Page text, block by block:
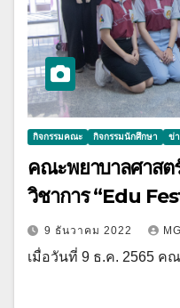
กิจกรรมคณะ กิจกรรมนักศึกษา ข่
คณะพยาบาลศาสต
วิชาการ “Edu
9 ธันวาคม 2022
เมื่อวันที่ 9 ธ.ค. 2565 ค